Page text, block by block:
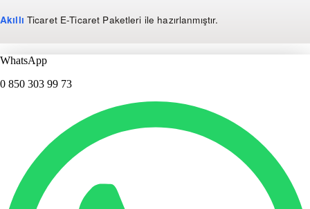
Akıllı Ticaret E-Ticaret Paketleri ile hazırlanmıştır.
WhatsApp
0 850 303 99 73